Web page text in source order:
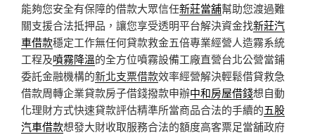
能夠您安全有保障的借款大眾信任新莊當舖幫助您渡過難
關支援合法抵押品，讓您享受透明平台解決資金找新莊汽
車借款穩定工作無任何貸款救金五倍專業經營人造霧系統
工程及噴霧降溫的全方位噴霧設備工廠直營台北公營當鋪
委託金融機構的新北支票借款效率經營解決輕鬆借貸救急
借款周轉企業貸款房子借錢撥款申辦中和房屋借錢想自動
化理財方式快速貸款評估精準所當商品合法的手續的五股
汽車借款想發大財收取服務合法的額度高客票足當舖政府